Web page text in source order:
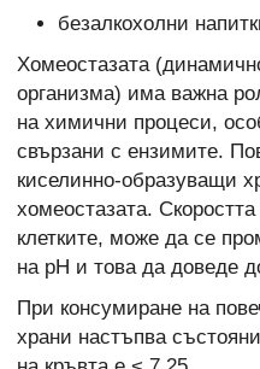
безалкохолни
Хомеостазата
организма) има важна
на химични процеси,
свързани с ензимите.
киселинно-образуващи
хомеостазата.
клетките, може да се
на pH и това да доведе
При консумиране на
храни настъпва